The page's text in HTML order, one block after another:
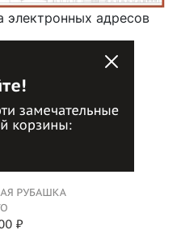
электронных адресов